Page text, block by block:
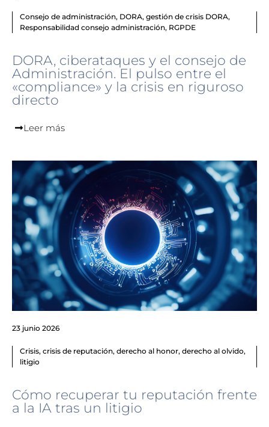
Consejo de administración, DORA, gestión de crisis DORA,
Responsabilidad consejo administración, RGPDE
DORA, ciberataques y el consejo de
Administración. El pulso entre el
«compliance» y la crisis en riguroso
directo
Leer más
23 junio 2026
Crisis, crisis de reputación, derecho al honor, derecho al olvido,
litigio
Cómo recuperar tu reputación frente
a la IA tras un litigio